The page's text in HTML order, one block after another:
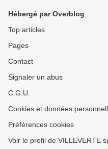
Hébergé par Overblog
Top articles
Pages
Contact
Signaler un abus
C.G.U.
Cookies et données
Préférences cookies
Voir le profil de VILLEVERTE